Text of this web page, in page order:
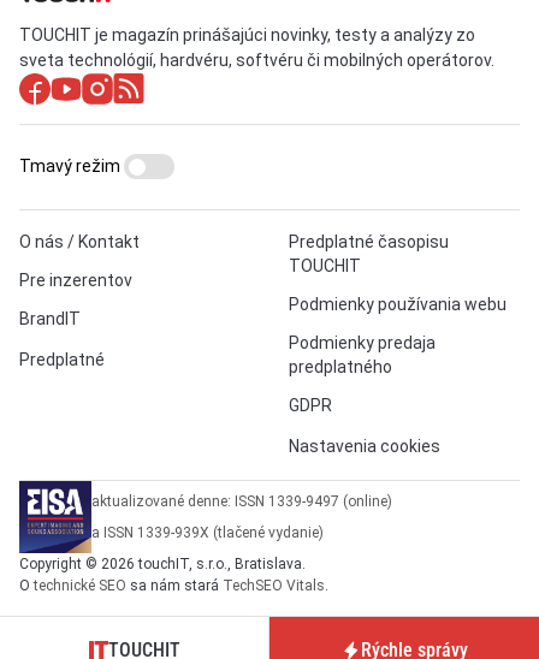
TOUCHIT je magazín prinášajúci novinky, testy a analýzy zo
sveta technológií, hardvéru, softvéru či mobilných operátorov.
O nás / Kontakt
Pre inzerentov
BrandIT
Predplatné
Predplatné časopisu
TOUCHIT
Podmienky používania webu
Podmienky predaja
predplatného
GDPR
Nastavenia cookies
Tmavý režim
aktualizované denne: ISSN 1339-9497 (online)
a ISSN 1339-939X (tlačené vydanie)
Copyright © 2026 touchIT, s.r.o., Bratislava.
Otechnické SEO sa nám stará TechSEO Vitals.
TOUCHIT Rýchle správy